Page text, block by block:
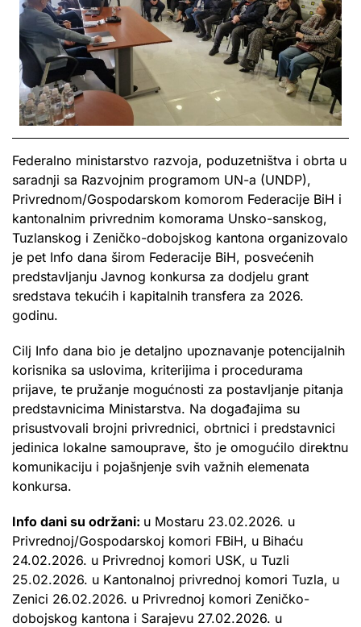
Federalno ministarstvo razvoja, poduzetništva i obrta u
saradnji sa Razvojnim programom UN-a (UNDP),
Privrednom/Gospodarskom komorom Federacije BiH i
kantonalnim privrednim komorama Unsko-sanskog,
Tuzlanskog i Zeničko-dobojskog kantona organizovalo
je pet Info dana širom Federacije BiH, posvećenih
predstavljanju Javnog konkursa za dodjelu grant
sredstava tekućih i kapitalnih transfera za 2026.
godinu.
Cilj Info dana bio je detaljno upoznavanje potencijalnih
korisnika sa uslovima, kriterijima i procedurama
prijave, te pružanje mogućnosti za postavljanje pitanja
predstavnicima Ministarstva. Na događajima su
prisustvovali brojni privrednici, obrtnici i predstavnici
jedinica lokalne samouprave, što je omogućilo direktnu
komunikaciju i pojašnjenje svih važnih elemenata
konkursa.
Info dani su održani: u Mostaru 23.02.2026. u
Privrednoj/Gospodarskoj komori FBiH, u Bihaću
24.02.2026. u Privrednoj komori USK, u Tuzli
25.02.2026. u Kantonalnoj privrednoj komori Tuzla, u
Zenici 26.02.2026. u Privrednoj komori Zeničko-
dobojskog kantona i Sarajevu 27.02.2026. u